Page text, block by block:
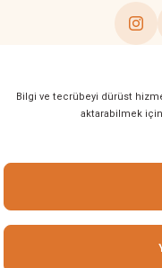
Bilgi ve tecrübeyi dürüst
aktarabilmek